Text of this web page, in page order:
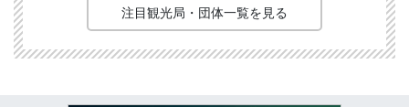
注目観光局・団体一覧を見る